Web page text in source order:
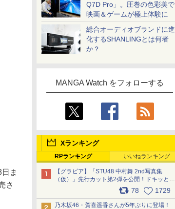
Q7D Pro」。圧巻の色彩美で
映画＆ゲームが極上体験に
総合オーディオブランドに進
化するSHANLINGとは何者
か？
MANGA Watch をフォローする
Xランキング
RPランキング いいねランキング
【グラビア】「STU48 中村舞 2nd写真集
（仮）」先行カット第2弾を公開！ドキッとす
るランジェリーカットなど新たな挑戦
78 1729
乃木坂46・賀喜遥香さんが5年ぶりに登場！
ま
さ